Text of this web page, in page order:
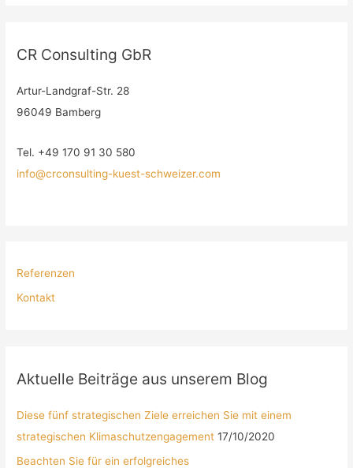
CR Consulting GbR
Artur-Landgraf-Str. 28
96049 Bamberg
Tel. +49 170 91 30 580
info@crconsulting-kuest-schweizer.com
Referenzen
Kontakt
Aktuelle Beiträge aus unserem Blog
Diese fünf strategischen Ziele erreichen Sie mit einem
strategischen Klimaschutzengagement 17/10/2020
Beachten Sie für ein erfolgreiches